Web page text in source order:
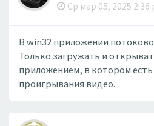
Ср мар 05, 2025 2:36
В win32 приложении
Только загружать и
приложением, в котором
проигрывания видео.